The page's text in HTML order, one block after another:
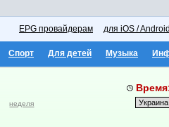
EPG провайдерам для iOS /
Спорт Для детей Музыка
неделя